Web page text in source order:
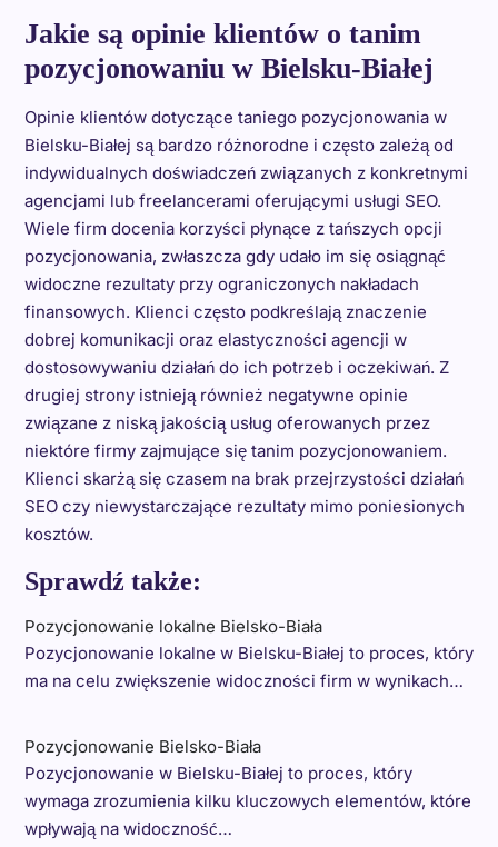
Jakie są opinie klientów o tanim
pozycjonowaniu w Bielsku-Białej
Opinie klientów dotyczące taniego pozycjonowania w
Bielsku-Białej są bardzo różnorodne i często zależą od
indywidualnych doświadczeń związanych z konkretnymi
agencjami lub freelancerami oferującymi usługi SEO.
Wiele firm docenia korzyści płynące z tańszych opcji
pozycjonowania, zwłaszcza gdy udało im się osiągnąć
widoczne rezultaty przy ograniczonych nakładach
finansowych. Klienci często podkreślają znaczenie
dobrej komunikacji oraz elastyczności agencji w
dostosowywaniu działań do ich potrzeb i oczekiwań. Z
drugiej strony istnieją również negatywne opinie
związane z niską jakością usług oferowanych przez
niektóre firmy zajmujące się tanim pozycjonowaniem.
Klienci skarżą się czasem na brak przejrzystości działań
SEO czy niewystarczające rezultaty mimo poniesionych
kosztów.
Sprawdź także:
Pozycjonowanie lokalne Bielsko-Biała
Pozycjonowanie lokalne w Bielsku-Białej to proces, który
ma na celu zwiększenie widoczności firm w wynikach…
Pozycjonowanie Bielsko-Biała
Pozycjonowanie w Bielsku-Białej to proces, który
wymaga zrozumienia kilku kluczowych elementów, które
wpływają na widoczność…